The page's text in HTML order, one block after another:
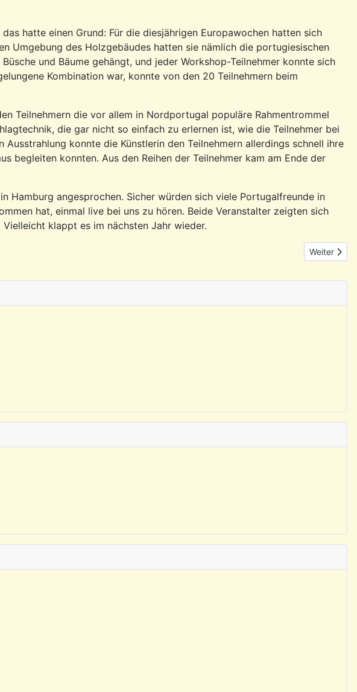
hatte einen Grund: Für die diesjährigen Europawochen hatten sich
Umgebung des Holzgebäudes hatten sie nämlich die portugiesischen
und Bäume gehängt, und jeder Workshop-Teilnehmer konnte sich
Kombination war, konnte von den 20 Teilnehmern beim
Teilnehmern die vor allem in Nordportugal populäre Rahmentrommel
die gar nicht so einfach zu erlernen ist, wie die Teilnehmer bei
konnte die Künstlerin den Teilnehmern allerdings schnell ihre
begleiten konnten. Aus den Reihen der Teilnehmer kam am Ende der
Hamburg angesprochen. Sicher würden sich viele Portugalfreunde in
hat, einmal live bei uns zu hören. Beide Veranstalter zeigten sich
klappt es im nächsten Jahr wieder.
Nächster
Weiter